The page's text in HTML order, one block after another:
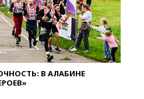
Трамп: США сами
в дальнобойных
ракетах и системах Patriot
Трамп заявил о
пополнения
США
23:28
В АЛАБИНЕ